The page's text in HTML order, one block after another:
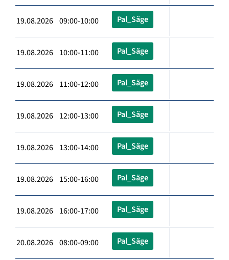
19.08.2026 09:00-10:00 Pal_Säge
19.08.2026 10:00-11:00 Pal_Säge
19.08.2026 11:00-12:00 Pal_Säge
19.08.2026 12:00-13:00 Pal_Säge
19.08.2026 13:00-14:00 Pal_Säge
19.08.2026 15:00-16:00 Pal_Säge
19.08.2026 16:00-17:00 Pal_Säge
20.08.2026 08:00-09:00 Pal_Säge